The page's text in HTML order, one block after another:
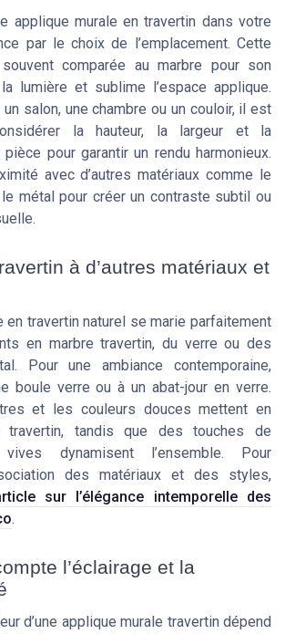
applique murale en travertin dans votre
par le choix de l’emplacement. Cette
comparée au marbre pour son
lumière et sublime l’espace applique.
salon, une chambre ou un couloir, il est
la hauteur, la largeur et la
pour garantir un rendu harmonieux.
avec d’autres matériaux comme le
métal pour créer un contraste subtil ou
à d’autres matériaux et
en travertin naturel se marie parfaitement
en marbre travertin, du verre ou des
Pour une ambiance contemporaine,
boule verre ou à un abat-jour en verre.
et les couleurs douces mettent en
travertin, tandis que des touches de
dynamisent l’ensemble. Pour
des matériaux et des styles,
sur l’élégance intemporelle des
.
l’éclairage et la
d’une applique murale travertin dépend